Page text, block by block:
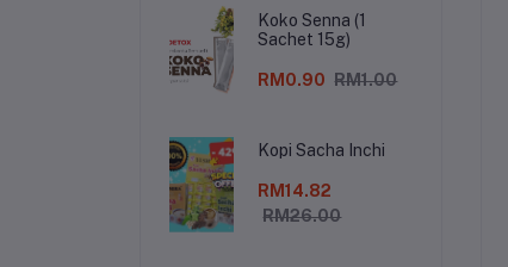
Koko Senna (1
Sachet 15g)
RM0.90 RM1.00
Kopi Sacha Inchi
RM14.82
RM26.00